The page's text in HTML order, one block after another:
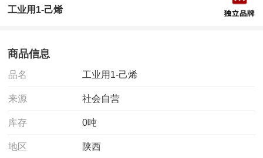
工业用1-己烯
商品信息
品名 工业用1-己烯
来源 社会自营
库存 0吨
地区 陕西